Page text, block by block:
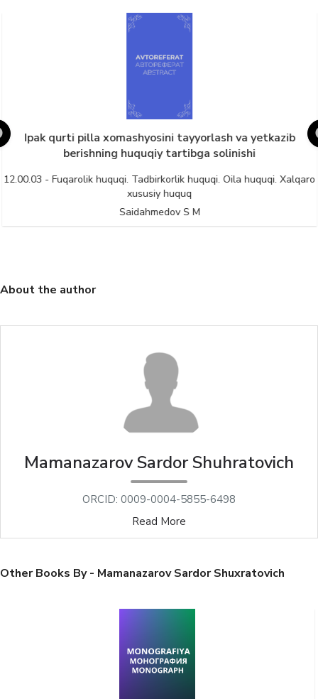
Ipak qurti pilla xomashyosini tayyorlash va yetkazib
berishning huquqiy tartibga solinishi
12.00.03 - Fuqarolik huquqi. Tadbirkorlik huquqi. Oila huquqi. Xalqaro
xususiy huquq
Saidahmedov S M
About the author
Mamanazarov Sardor Shuhratovich
ORCID: 0009-0004-5855-6498
Read More
Other Books By - Mamanazarov Sardor Shuxratovich